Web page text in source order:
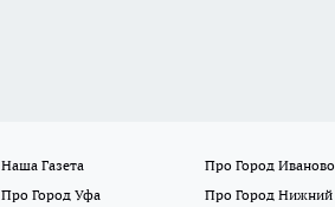
Наша Газета
Про Город Иваново
Про Город Уфа Про Город Нижний